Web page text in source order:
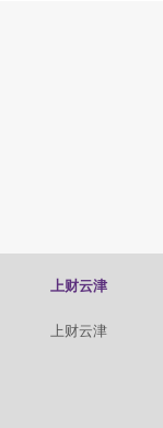
上财云津
上财云津